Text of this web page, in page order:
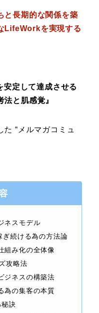
と長期的な関係を築
LifeWorkを実現する
安定して達成させる
と肌感覚』
“メルマガコミュ
ネスモデル
ぎ続ける為の方法論
組み化の全体像
攻略法
ジネスの構築法
為の集客の本質
秘訣